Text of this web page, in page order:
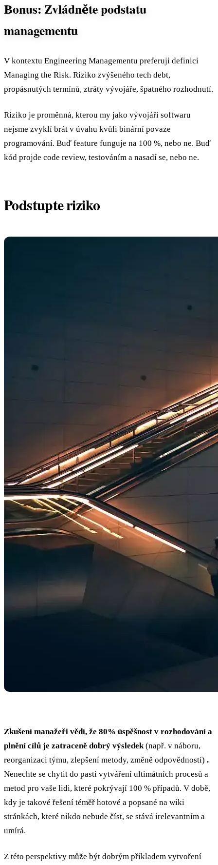
Bonus: Zvládněte podstatu
managementu
V kontextu Engineering Managementu preferuji definici
Managing the Risk. Riziko zvýšeného tech debt,
propásnutých termínů, ztráty vývojáře, špatného rozhodnutí.
Riziko je proměnná, kterou my jako vývojáři softwaru
nejsme zvyklí brát v úvahu kvůli binární povaze
programování. Buď feature funguje na 100 %, nebo ne. Buď
kód projde code review, testováním a nasadí se, nebo ne.
Podstupte riziko
Zkušení manažeři vědí, že 80% úspěšnost v rozhodování a
plnění cílů je zatraceně dobrý výsledek(např. v náboru,
reorganizaci týmu, zlepšení metody, změně odpovědností) .
Nenechte se chytit do pasti vytváření ultimátních procesů a
metod pro vaše lidi, které pokrývají 100 % případů. V době,
kdy je takové řešení téměř hotové a popsané na wiki
stránkách, které nikdo nebude číst, se stává irelevantním a
umírá.
Z této perspektivy může být dobrým příkladem vytvoření